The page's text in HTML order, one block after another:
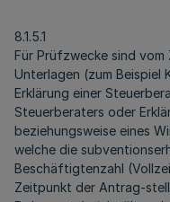
8.1.5.1
Für Prüfzwecke sind
Unterlagen (zum Beispiel
Erklärung einer
Steuerberaters oder
beziehungsweise eines
welche die
Beschäftigtenzahl
Zeitpunkt der Antrag-